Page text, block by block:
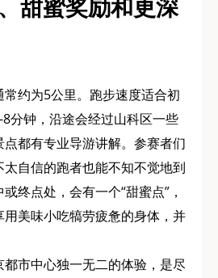
甜蜜奖励和更深
约为5公里。跑步速度适合初
分钟，沿途会经过山科区一些
都有专业导游讲解。参赛者们
自信的跑者也能不知不觉地到
终点处，会有一个“甜蜜点”，
美味小吃犒劳疲惫的身体，并
市中心独一无二的体验，是尽